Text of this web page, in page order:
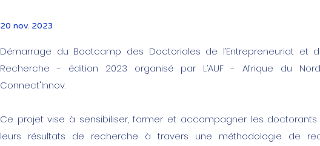
20 nov. 2023
Démarrage du Bootcamp des Doctoriales de l’Entrepreneuriat et
Recherche - édition 2023 organisé par L’AUF - Afrique du
Connect'Innov.
Ce projet vise à sensibiliser, former et accompagner les
leurs résultats de recherche à travers une méthodologie de